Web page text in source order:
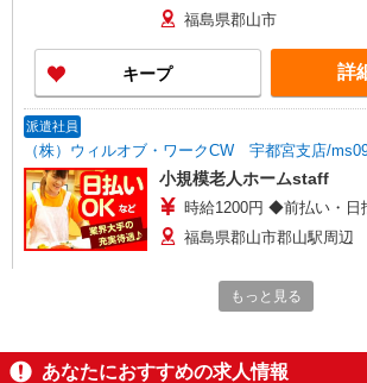
福島県郡山市
キープ 詳
派遣社員
（株）ウィルオブ・ワークCW 宇都宮支店/
小規模老人ホームstaff
時給1200円 ◆前払
福島県郡山市郡山駅周辺
株式会社kotrio /●SD-H-2066240
もっと見る
あなたにおすすめの求人情報